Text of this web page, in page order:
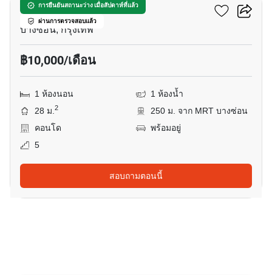
การยืนยันสถานะว่าง เมื่อสัปดาห์ที่แล้ว
ผ่านการตรวจสอบแล้ว
รีเจ้นท์โฮม บางซ่อน 28
บางซ่อน, กรุงเทพ
฿10,000/เดือน
1 ห้องนอน
1 ห้องน้ำ
28 ม.2
250 ม. จาก MRT บางซ่อน
คอนโด
พร้อมอยู่
5
สอบถามตอนนี้